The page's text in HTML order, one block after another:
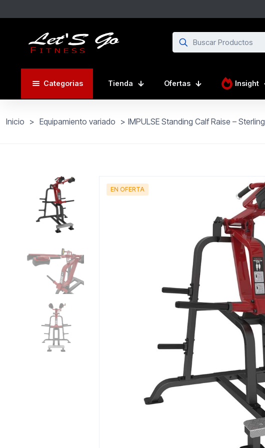
Categorias Tienda Ofertas Insight
Inicio > Equipamiento variado > IMPULSE Standing Calf Raise – Sterling
EN OFERTA